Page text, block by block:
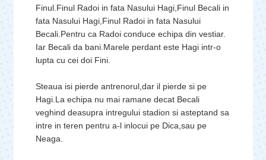
Finul.Finul Radoi in fata Nasului Hagi,Finul Becali in
fata Nasului Hagi,Finul Radoi in fata Nasului
Becali.Pentru ca Radoi conduce echipa din vestiar.
Iar Becali da bani.Marele perdant este Hagi intr-o
lupta cu cei doi Fini.
Steaua isi pierde antrenorul,dar il pierde si pe
Hagi.La echipa nu mai ramane decat Becali
veghind deasupra intregului stadion si asteptand sa
intre in teren pentru a-l inlocui pe Dica,sau pe
Neaga.